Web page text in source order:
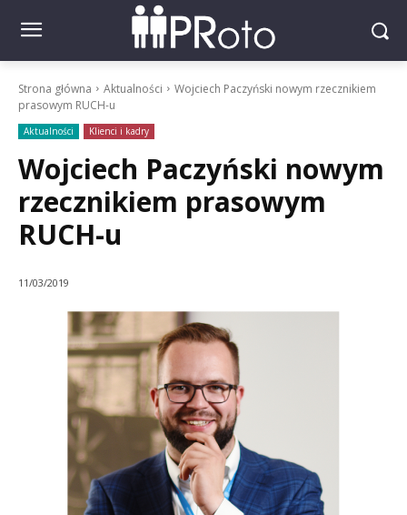
Strona główna Aktualności
Wojciech Paczyński nowym rzecznikiem
prasowym RUCH-u
Aktualności Klienci i kadry
Wojciech Paczyński nowym
rzecznikiem prasowym
RUCH-u
11/03/2019